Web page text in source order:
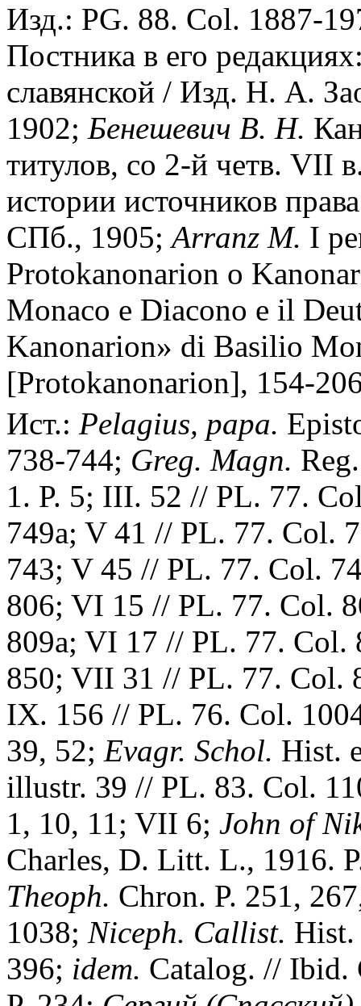
Изд.: PG. 88. Col. 1887-
Постника в его
славянской / Изд. Н. А.
1902; Бенешевич В. Н.
титулов, со 2-й четв. VII
истории источников
СПб., 1905;Arranz M. I
Protokanonarion o
Monaco e Diacono e il
Kanonarion» di Basilio
[Protokanonarion], 154-
Ист.: Pelagius, papa.
738-744; Greg. Magn.
1. P. 5; III. 52 // PL. 77.
749a; V 41 // PL. 77. Col.
743; V 45 // PL. 77. Col.
806; VI 15 // PL. 77. Col.
809a; VI 17 // PL. 77.
850; VII 31 // PL. 77. Col.
IX. 156 // PL. 76. Col.
39, 52; Evagr. Schol. Hist.
illustr. 39 // PL. 83. Col.
1, 10, 11; VII 6; John of
Charles, D. Litt. L., 1916.
Theoph. Chron. P. 251,
1038; Niceph. Callist.
396; idem. Catalog. //